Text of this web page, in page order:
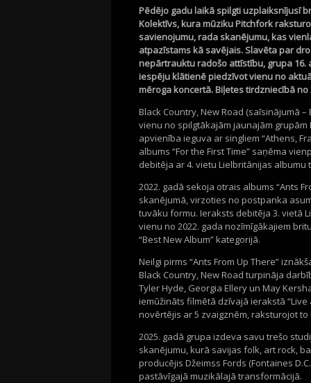
Pēdējo gadu laikā spilgti uzplaiksnījusī
Kolektīvs, kura mūziku Pitchfork
savienojumu, rada skanējumu, kas
atpazīstams kā savējais. Slavēta par
nepārtrauktu radošo attīstību, grupa
iespēju klātienē piedzīvot vienu no
mēroga koncertā. Biļetes tirdzniecībā no
Black Country, New Road (saīsinājumā
vienu no spilgtākajām jaunajām
apvienība ieguva ar singliem “Athens,
albums “For the First Time” saņēma
debitēja ar 4. vietu Lielbritānijas albumu
2022. gadā sekoja otrais albums “Ants
skanējumā, virzoties no postpanka
tuvāku formu. Ieraksts debitēja 3. vietā
vienu no 2022. gada nozīmīgākajiem
“Best New Album” kategorijā.
Neilgi pirms “Ants From Up There”
Black Country, New Road turpināja
Tyler Hyde, Georgia Ellery un May
iemūžināts filmētā dzīvajā ierakstā
novērtējis ar 5 zvaigznēm, raksturojot
2025. gadā grupa izdeva savu trešo
skanējumu, kurā savijas folk, art rock,
producējis Džeimss Fords (Fontaines
pastāvīgajā muzikālajā transformācijā.